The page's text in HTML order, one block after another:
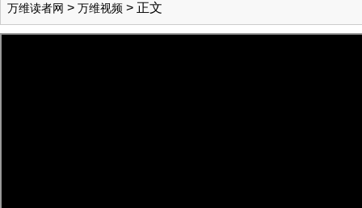
万维读者网 > 万维视频 > 正文